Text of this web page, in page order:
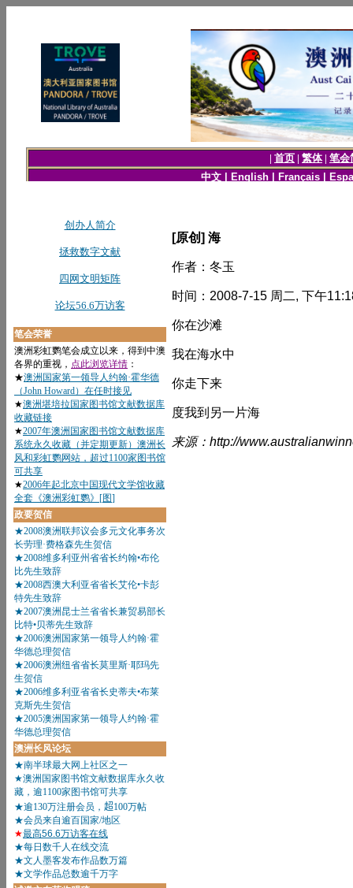
[原创] 海
作者：冬玉
时间：2008-7-15 周二, 下午
你在沙滩
我在海水中
你走下来
度我到另一片海
来源：http://